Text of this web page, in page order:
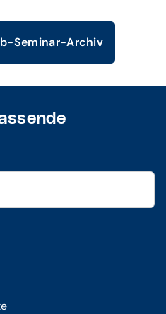
Seminar-Archiv